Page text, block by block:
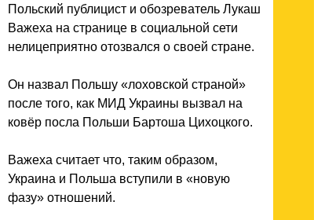
Польский публицист и обозреватель Лукаш
Важеха на странице в социальной сети
нелицеприятно отозвался о своей стране.
Он назвал Польшу «лоховской страной»
после того, как МИД Украины вызвал на
ковёр посла Польши Бартоша Цихоцкого.
Важеха считает что, таким образом,
Украина и Польша вступили в «новую
фазу» отношений.